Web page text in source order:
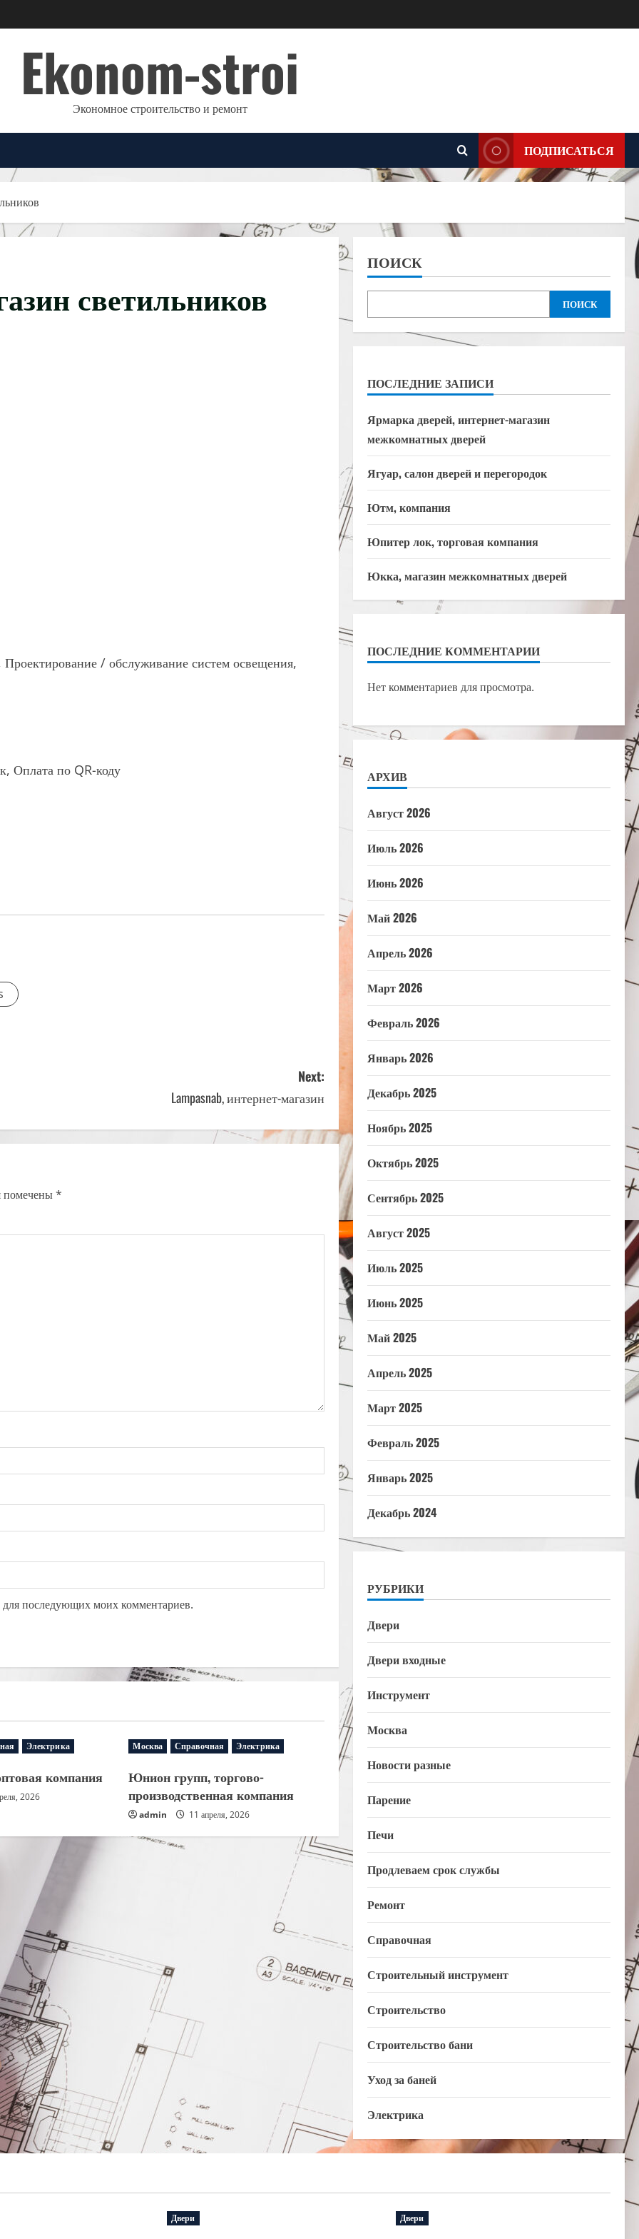
Ekonom-stroi
Экономное строительство и ремонт
ПОДПИСАТЬСЯ
светильников
/ обслуживание систем освещения,
Оплата по QR-коду
Next:
Lampasnab, интернет-магазин
помечены*
последующих моих комментариев.
Электрика
компания
2026
Москва Справочная Электрика
Юнион групп, торгово-
производственная компания
admin 11 апреля, 2026
ПОИСК
ПОИСК
ПОСЛЕДНИЕ ЗАПИСИ
Ярмарка дверей, интернет-магазин
межкомнатных дверей
Ягуар, салон дверей и перегородок
Ютм, компания
Юпитер лок, торговая компания
Юкка, магазин межкомнатных дверей
ПОСЛЕДНИЕ КОММЕНТАРИИ
Нет комментариев для просмотра.
АРХИВ
Август 2026
Июль 2026
Июнь 2026
Май 2026
Апрель 2026
Март 2026
Февраль 2026
Январь 2026
Декабрь 2025
Ноябрь 2025
Октябрь 2025
Сентябрь 2025
Август 2025
Июль 2025
Июнь 2025
Май 2025
Апрель 2025
Март 2025
Февраль 2025
Январь 2025
Декабрь 2024
РУБРИКИ
Двери
Двери входные
Инструмент
Москва
Новости разные
Парение
Печи
Продлеваем срок службы
Ремонт
Справочная
Строительный инструмент
Строительство
Строительство бани
Уход за баней
Электрика
Двери Двери